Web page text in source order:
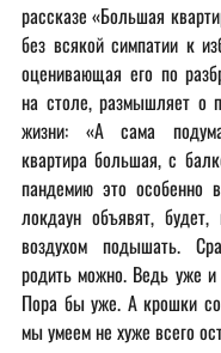
рассказе «Большая
без всякой симпатии к
оценивающая его по
на столе, размышляет о
жизни: «А сама
квартира большая, с
пандемию это особенно
локдаун объявят, будет,
воздухом подышать.
родить можно. Ведь уже
Пора бы уже. А крошки
мы умеем не хуже всего